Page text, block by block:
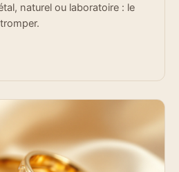
naturel ou laboratoire : le